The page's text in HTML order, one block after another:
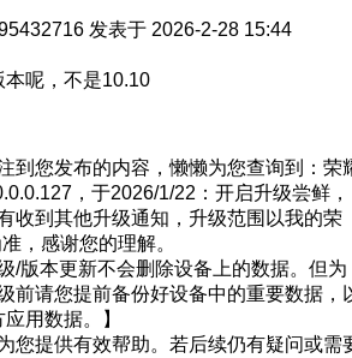
发表于 2026-2-28 15:44
呢，不是10.10
到您发布的内容，懒懒为您查询到：荣
，于2026/1/22：开启升级尝鲜，
收到其他升级通知，升级范围以我的荣
，感谢您的理解。
/版本更新不会删除设备上的数据。但为
前请您提前备份好设备中的重要数据，
用数据。】
您提供有效帮助。若后续仍有疑问或需